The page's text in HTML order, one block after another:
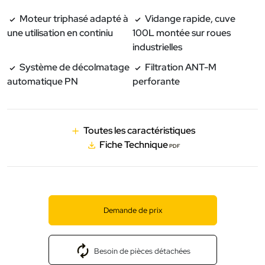
Moteur triphasé adapté à
une utilisation en continiu
Vidange rapide, cuve
100L montée sur roues
industrielles
Système de décolmatage
automatique PN
Filtration ANT-M
perforante
Toutes les caractéristiques
Fiche Technique PDF
Demande de prix
Besoin de pièces détachées